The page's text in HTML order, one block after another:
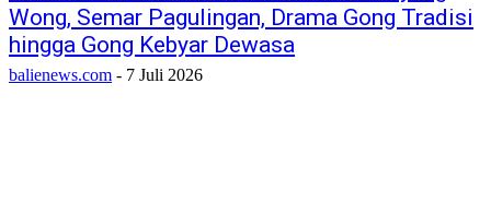
Wong, Semar Pagulingan, Drama Gong Tradisi
hingga Gong Kebyar Dewasa
balienews.com - 7 Juli 2026